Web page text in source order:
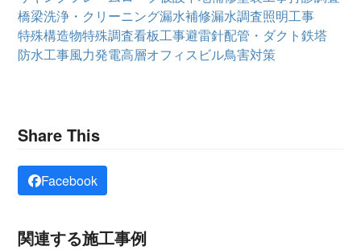
橋梁洗浄・クリーニング漏水補修漏水調査照明工事
特殊構造物特殊調査看板工事避雷針配管・ダクト鉄塔
防水工事風力発電高層オフィスビル鳥害対策
Share This
Facebook
関連する施工事例